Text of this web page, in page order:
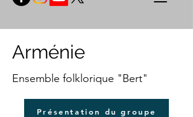
Arménie
Ensemble folklorique "Bert"
Présentation du groupe